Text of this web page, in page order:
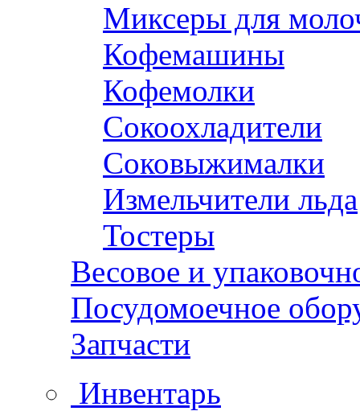
Миксеры для
Кофемашины
Кофемолки
Сокоохладители
Соковыжималки
Измельчители льда
Тостеры
Весовое и
Посудомоечное
Запчасти
Инвентарь